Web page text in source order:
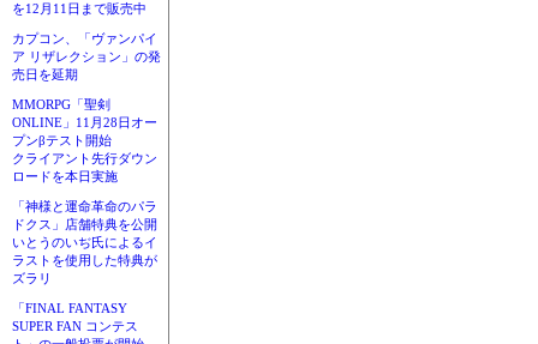
を12月11日まで販売中
カプコン、「ヴァンパイ
ア リザレクション」の発
売日を延期
MMORPG「聖剣
ONLINE」11月28日オー
プンβテスト開始
クライアント先行ダウン
ロードを本日実施
「神様と運命革命のパラ
ドクス」店舗特典を公開
いとうのいぢ氏によるイ
ラストを使用した特典が
ズラリ
「FINAL FANTASY
SUPER FAN コンテス